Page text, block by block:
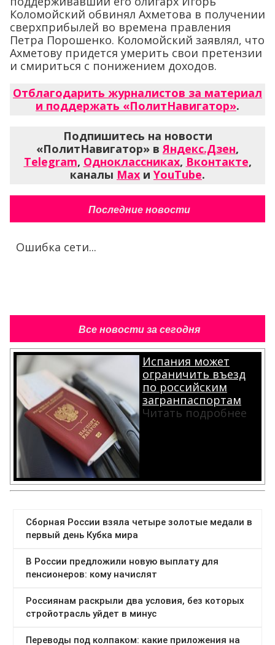
Коломойский обвинял Ахметова в получении
сверхприбылей во времена правления
Петра Порошенко. Коломойский заявлял, что
Ахметову придется умерить свои претензии
и смириться с понижением доходов.
Отблагодарить журналистов за материал
и поддержать «ПолитНавигатор».
Подпишитесь на новости
«ПолитНавигатор» вЯндекс.Дзен,
Telegram, Одноклассниках, Вконтакте,
каналы Max и YouTube.
Последние новости
Ошибка сети...
Все новости за сегодня
Испания может
ограничить въезд
по российским
загранпаспортам
Читать подробнее